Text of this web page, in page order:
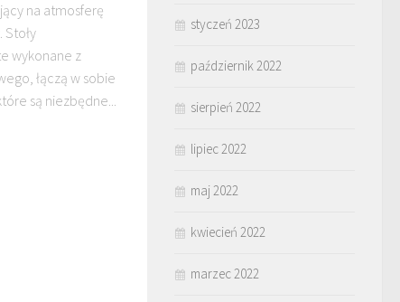
na atmosferę
wykonane z
łączą w sobie
są niezbędne...
styczeń 2023
październik 2022
sierpień 2022
lipiec 2022
maj 2022
kwiecień 2022
marzec 2022